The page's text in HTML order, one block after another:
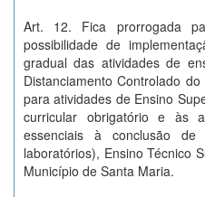
Art. 12. Fica prorrogada
possibilidade de
gradual das atividades de
Distanciamento Controlado
para atividades de Ensino
curricular obrigatório e às
essenciais à conclusão
laboratórios), Ensino Técnico
Município de Santa Maria.